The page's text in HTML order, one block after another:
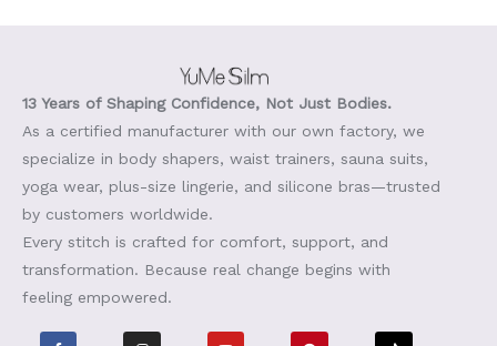
13 Years of Shaping Confidence, Not Just Bodies.
As a certified manufacturer with our own factory, we
specialize in body shapers, waist trainers, sauna suits,
yoga wear, plus-size lingerie, and silicone bras—trusted
by customers worldwide.
Every stitch is crafted for comfort, support, and
transformation. Because real change begins with
feeling empowered.
F
I
Y
P
T